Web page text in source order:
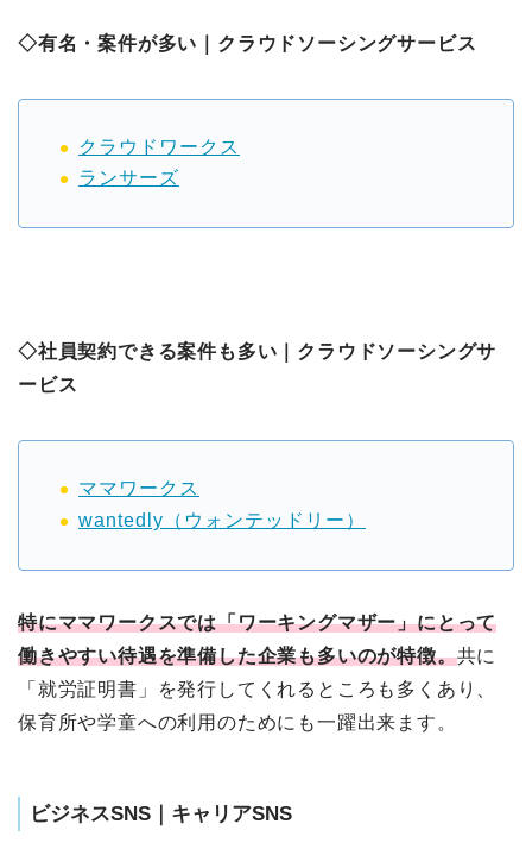
◇有名・案件が多い｜ クラウドソーシングサービス
クラウドワークス
ランサーズ
◇社員契約できる案件も多い｜クラウドソーシングサ
ービス
ママワークス
wantedly（ウォンテッドリー）
特にママワークスでは「ワーキングマザー」にとって
働きやすい待遇を準備した企業も多いのが特徴。共に
「就労証明書」を発行してくれるところも多くあり、
保育所や学童への利用のためにも一躍出来ます。
ビジネスSNS｜キャリアSNS